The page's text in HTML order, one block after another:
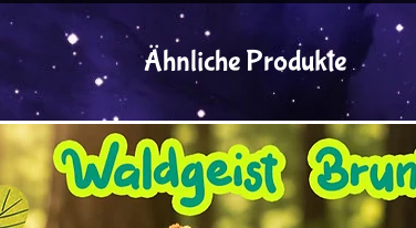
Ähnliche Produkte